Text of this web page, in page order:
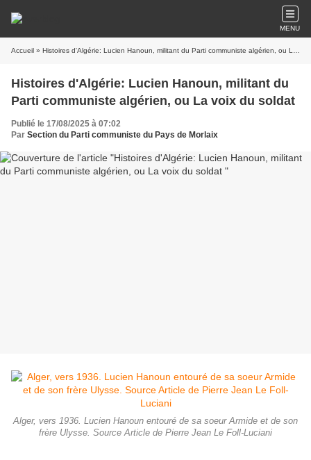
MENU
Accueil » Histoires d'Algérie: Lucien Hanoun, militant du Parti communiste algérien, ou La voix du soldat
Histoires d'Algérie: Lucien Hanoun, militant du
Parti communiste algérien, ou La voix du soldat
Publié le 17/08/2025 à 07:02
Par Section du Parti communiste du Pays de Morlaix
Alger, vers 1936. Lucien Hanoun entouré de sa soeur Armide et de son
frère Ulysse. Source Article de Pierre Jean Le Foll-Luciani